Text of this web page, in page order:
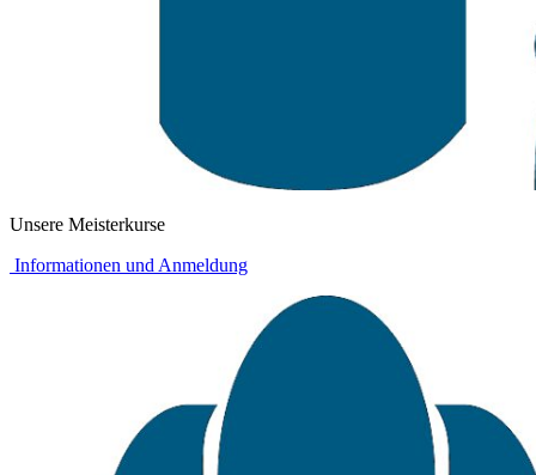
Unsere Meisterkurse
Informationen und Anmeldung